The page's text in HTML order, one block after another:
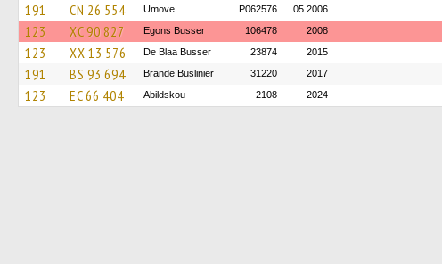
191 CN 26 554 Umove P062576 05.2006
123 XC 90 827 Egons Busser 106478 2008
123 XX 13 576 De Blaa Busser 23874 2015
191 BS 93 694 Brande Buslinier 31220 2017
123 EC 66 404 Abildskou 2108 2024